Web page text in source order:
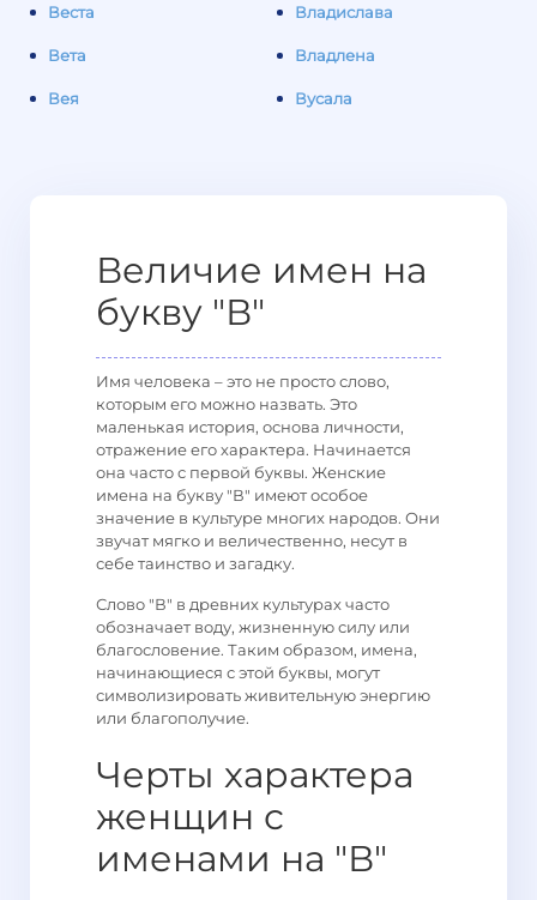
Веста
Вета
Вея
Владислава
Владлена
Вусала
Величие имен на
букву "В"
Имя человека – это не просто слово,
которым его можно назвать. Это
маленькая история, основа личности,
отражение его характера. Начинается
она часто с первой буквы. Женские
имена на букву "В" имеют особое
значение в культуре многих народов. Они
звучат мягко и величественно, несут в
себе таинство и загадку.
Слово "В" в древних культурах часто
обозначает воду, жизненную силу или
благословение. Таким образом, имена,
начинающиеся с этой буквы, могут
символизировать живительную энергию
или благополучие.
Черты характера
женщин с
именами на "В"